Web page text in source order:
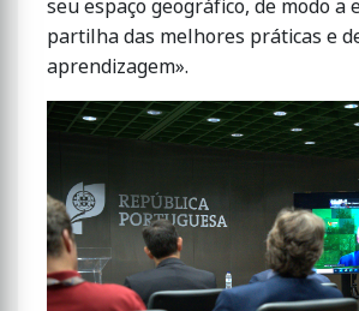
seu espaço geográfico, de modo a
partilha das melhores práticas e
aprendizagem».